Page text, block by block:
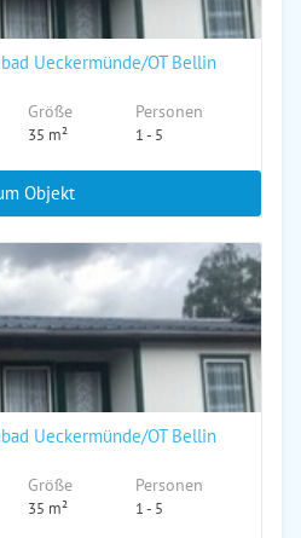
Ueckermünde/OT Bellin
Größe
35 m²
Personen
1 - 5
Objekt
Ueckermünde/OT Bellin
Größe
35 m²
Personen
1 - 5